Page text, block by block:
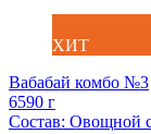
ХИТ
Вабабай комбо №3
6590 г
Состав: Овощной